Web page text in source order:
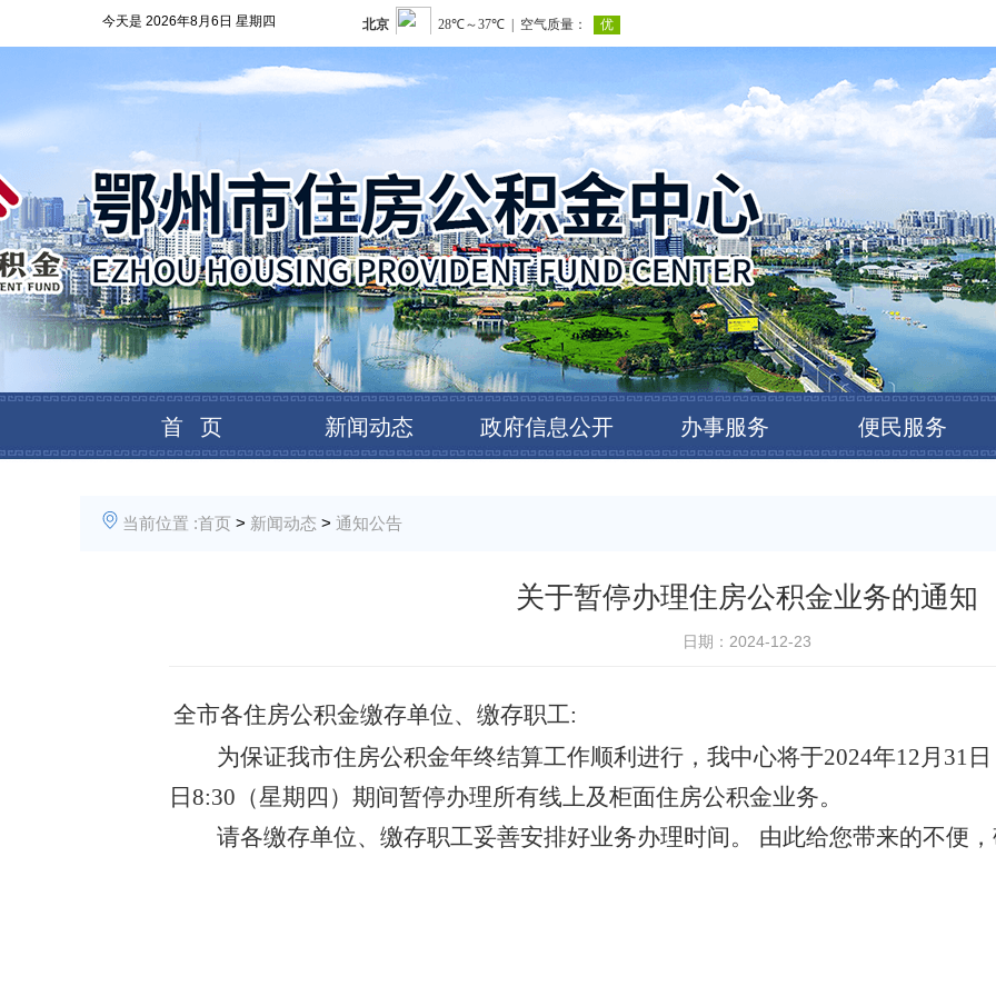
今天是 2026年8月6日 星期四
首 页 新闻动态 政府信息公开 办事服务 便民服务
当前位置 :首页 > 新闻动态 > 通知公告
关于暂停办理住房公积金业务的通知
日期：2024-12-23
全市各住房公积金缴存单位、 缴存职工:
为保证我市住房公积金年终结算工作顺利进行，我中心将于2024年12月 31 日
日8:30 （星期四）期间暂停办理所有线上及柜面住房公积金业务。
请各缴存单位、 缴存职工妥善安排好业务办理时间。 由此给您带来的不便